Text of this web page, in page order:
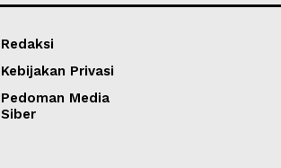
Redaksi
Kebijakan Privasi
Pedoman Media
Siber